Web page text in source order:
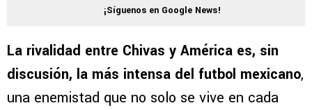
¡Síguenos en Google News!
La rivalidad entre Chivas y América es, sin
discusión, la más intensa del futbol mexicano,
una enemistad que no solo se vive en cada